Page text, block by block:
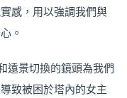
感，用以強調我們與
。
遠景切換的鏡頭為我們
致被困於塔內的女主